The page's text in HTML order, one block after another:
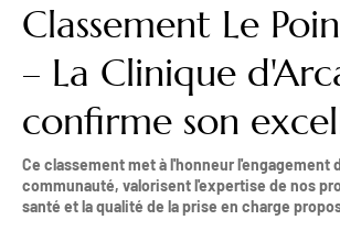
Classement Le
– La Clinique
confirme son
Ce classement met à l'honneur l'engagement
communauté, valorisent l'expertise de nos
santé et la qualité de la prise en charge